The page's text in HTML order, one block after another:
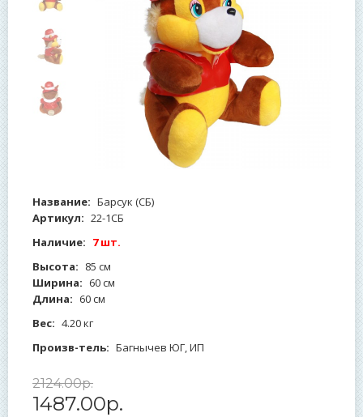
Название: Барсук (СБ)
Артикул: 22-1СБ
Наличие: 7 шт.
Высота: 85 см
Ширина: 60 см
Длина: 60 см
Вес: 4.20 кг
Произв-тель: Багнычев ЮГ, ИП
2124.00р.
1487.00р.